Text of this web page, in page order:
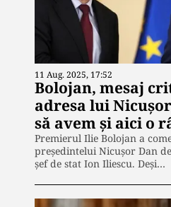
11 Aug. 2025, 17:52
Bolojan, mesaj
adresa lui
să avem și aici o
Premierul Ilie Bolojan a
președintelui Nicușor Dan
șef de stat Ion Iliescu. Deși…